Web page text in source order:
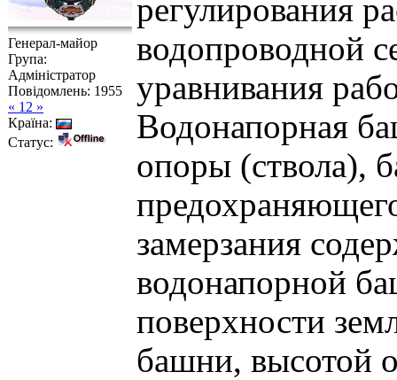
Генерал-майор
Група:
Адміністратор
Повідомлень: 1955
« 12 »
Країна:
Статус:
регулирования
водопроводной
уравнивания
Водонапорная
опоры (ствола),
замерзания
водонапорной
поверхности
башни, высотой